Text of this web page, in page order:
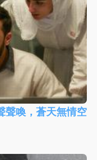
聲喚，蒼天無情空